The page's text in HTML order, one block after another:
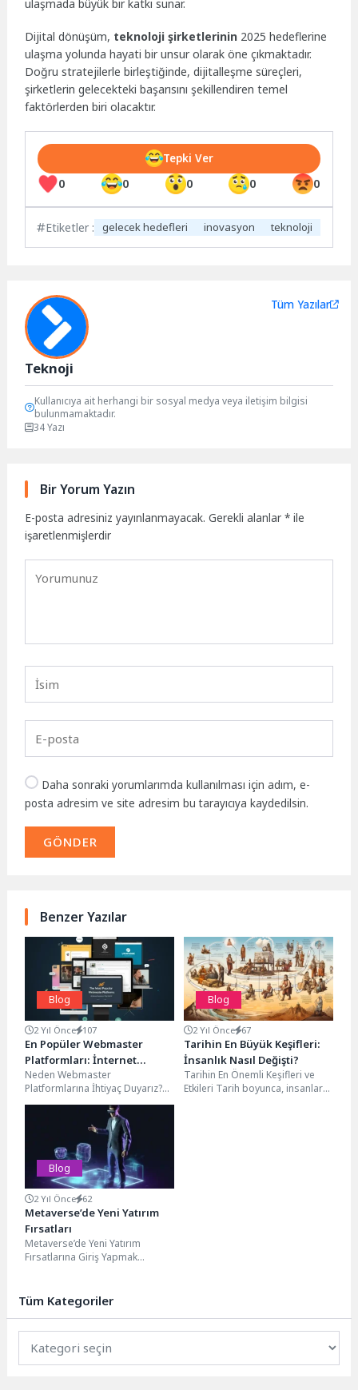
ulaşmada büyük bir katkı sunar.
Dijital dönüşüm, teknoloji şirketlerinin 2025 hedeflerine
ulaşma yolunda hayati bir unsur olarak öne çıkmaktadır.
Doğru stratejilerle birleştiğinde, dijitalleşme süreçleri,
şirketlerin gelecekteki başarısını şekillendiren temel
faktörlerden biri olacaktır.
0 0 0 0 0
Tepki Ver
Etiketler : gelecek hedefleri inovasyon teknoloji
Teknoji
Tüm Yazılar
Kullanıcıya ait herhangi bir sosyal medya veya iletişim bilgisi
bulunmamaktadır.
34 Yazı
Bir Yorum Yazın
E-posta adresiniz yayınlanmayacak. Gerekli alanlar* ile
işaretlenmişlerdir
Daha sonraki yorumlarımda kullanılması için adım, e-
posta adresim ve site adresim bu tarayıcıya kaydedilsin.
GÖNDER
Benzer Yazılar
Blog
2 Yıl Önce 107
En Popüler Webmaster
Platformları: İnternet
Dünyasında Başarıya Ulaşın
Neden Webmaster
Platformlarına İhtiyaç Duyarız?
Webmaster platformları, web
sitelerinin kurulumu, yönetimi,
optimizasyonu ve analizi için...
Blog
2 Yıl Önce 67
Tarihin En Büyük Keşifleri:
İnsanlık Nasıl Değişti?
Tarihin En Önemli Keşifleri ve
Etkileri Tarih boyunca, insanlar
Blog
2 Yıl Önce 62
Metaverse’de Yeni Yatırım
Fırsatları
Metaverse’de Yeni Yatırım
Fırsatlarına Giriş Yapmak
gelişmesiyle birlikte...
Tüm Kategoriler
Kategoriler